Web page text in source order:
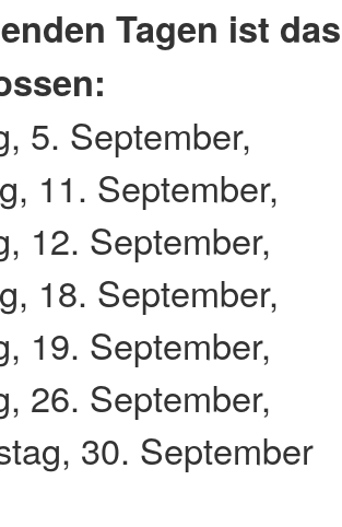
Tagen ist
5. September,
11. September,
12. September,
18. September,
19. September,
26. September,
30. September